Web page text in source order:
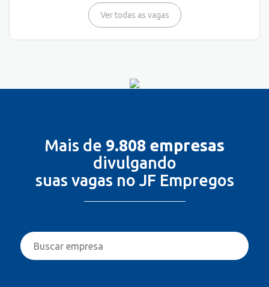
Ver todas as vagas
Mais de 9.808 empresas
divulgando
suas vagas no JF Empregos